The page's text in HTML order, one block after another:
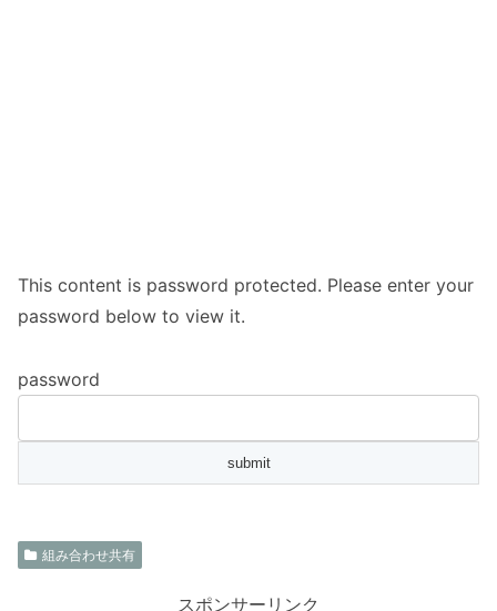
This content is password protected. Please enter your
password below to view it.
password
組み合わせ共有
スポンサーリンク